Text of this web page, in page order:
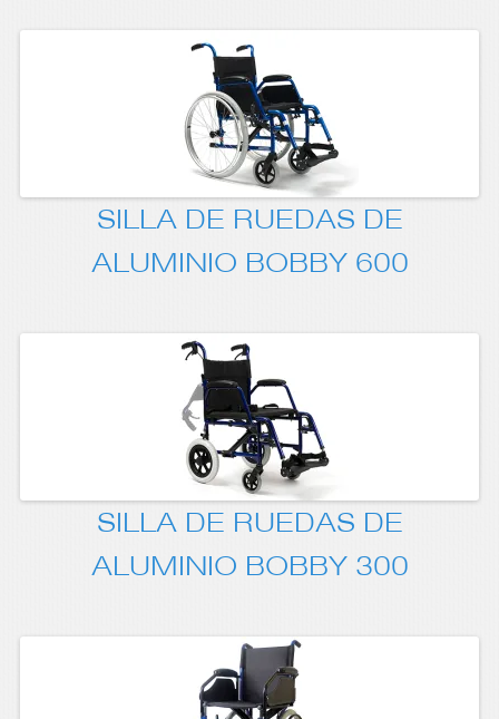
SILLA DE RUEDAS DE
ALUMINIO BOBBY 600
SILLA DE RUEDAS DE
ALUMINIO BOBBY 300